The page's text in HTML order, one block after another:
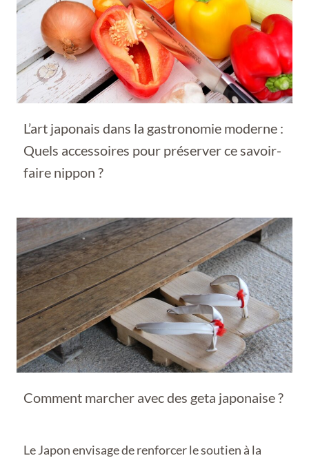
L’art japonais dans la gastronomie moderne :
Quels accessoires pour préserver ce savoir-
faire nippon ?
Comment marcher avec des geta japonaise ?
Le Japon envisage de renforcer le soutien à la